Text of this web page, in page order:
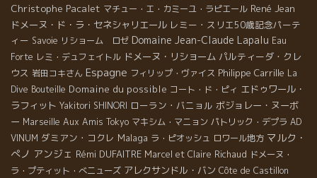
Christophe Pacalet マチュー・エ・カミーユ・ラピエール René Jean
ドメーヌ・ド・ラ・セネシャリエール レミー・スリエ50歳記念パーテ
ィー Savoie リショーム ロゼ Domaine Jean-Claude Lapalu Eau
Forte レミ・デュフェイトル ドメーヌ・リショーム パルティーダ・クレ
ウス 岩田コキさん Espagne フィリップ・ヴァイス Philippe Carrille La
Dive Bouteille Domaine du possible コート・ド・ピィ エドゥワール・
ラフィット Yakitori SHINORI ローラン・バニョル ボジョレー・ヌーボ
ー Marseille Aux Amis Tokyo マキシム・マニョン パトリック・デプラ AD
VINUM ダミアン・コクレ Malaga ラ・ピオッシュ ロワール地方 マルク・
ぺノ アンジェ Rémi DUFAITRE Marcel et Claire Richaud ドメーヌ・
ラ・プティット・べニューズ アレクサンドル・バン Côte de Castillon